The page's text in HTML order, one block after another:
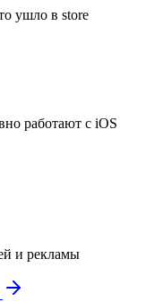
ушло в store
работают с iOS
и рекламы